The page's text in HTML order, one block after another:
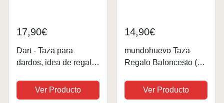
17,90€
Dart - Taza para
dardos, idea de regalo,
de la NBA (negro)
Ver Producto
14,90€
mundohuevo Taza
Regalo Baloncesto (en
Mola un ou. Cerámica
AAA - 350 ml.
Ver Producto